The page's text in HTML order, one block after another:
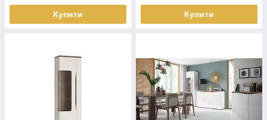
Купити Купити